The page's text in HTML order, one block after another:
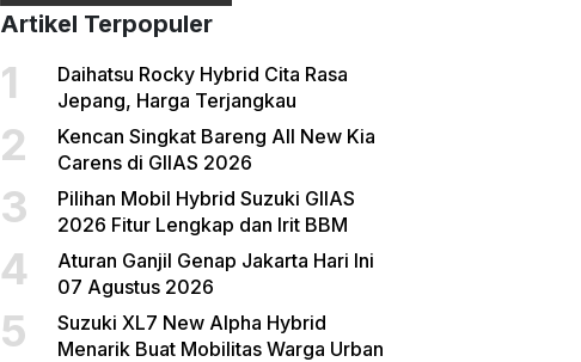
Artikel Terpopuler
1
Daihatsu Rocky Hybrid Cita Rasa
Jepang, Harga Terjangkau
2
Kencan Singkat Bareng All New Kia
Carens di GIIAS 2026
3
Pilihan Mobil Hybrid Suzuki GIIAS
2026 Fitur Lengkap dan Irit BBM
4
Aturan Ganjil Genap Jakarta Hari Ini
07 Agustus 2026
5
Suzuki XL7 New Alpha Hybrid
Menarik Buat Mobilitas Warga Urban